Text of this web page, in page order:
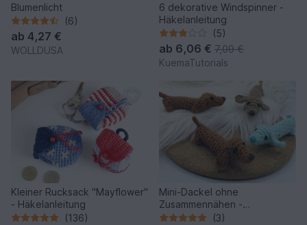
Blumenlicht
(6)
ab 4,27 €
WOLLDUSA
6 dekorative Windspinner -
Häkelanleitung
(5)
ab 6,06 € 7,09 €
KuemaTutorials
Kleiner Rucksack "Mayflower"
- Häkelanleitung
(136)
Mini-Dackel ohne
Zusammennähen -
Häkelanleitung von NiggyArts
(3)